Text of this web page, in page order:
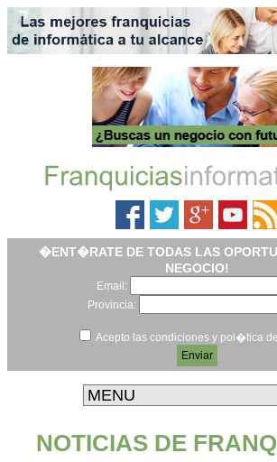
�ENT�RATE DE TODAS LAS
NEGOCIO!
Email:
Provincia:
Acepto las condiciones y pol�tica
NOTICIAS DE